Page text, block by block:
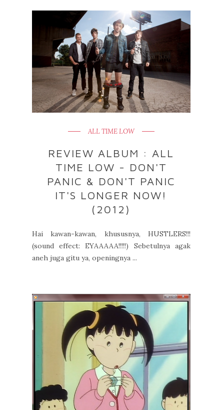
ALL TIME LOW
REVIEW ALBUM : ALL
TIME LOW - DON'T
PANIC & DON'T PANIC
IT'S LONGER NOW!
(2012)
Hai kawan-kawan, khususnya, HUSTLERS!!!
(sound effect: EYAAAAA!!!!!) Sebetulnya agak
aneh juga gitu ya, openingnya ...